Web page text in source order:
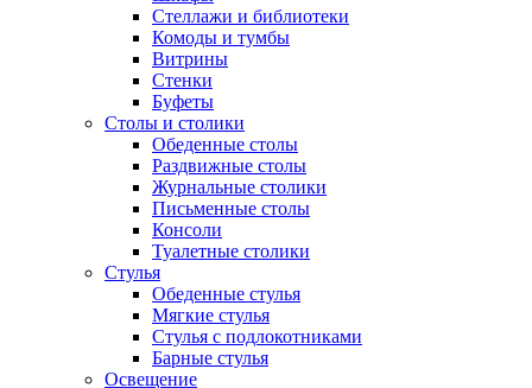
Стеллажи и библиотеки
Комоды и тумбы
Витрины
Стенки
Буфеты
Столы и столики
Обеденные столы
Раздвижные столы
Журнальные столики
Письменные столы
Консоли
Туалетные столики
Стулья
Обеденные стулья
Мягкие стулья
Стулья с подлокотниками
Барные стулья
Освещение